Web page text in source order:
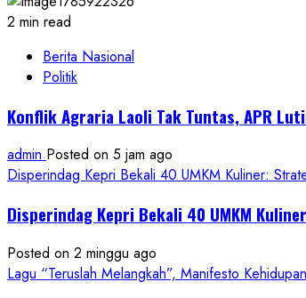
2 min read
Berita Nasional
Politik
Konflik Agraria Laoli Tak Tuntas, APR
admin Posted on 5 jam ago
Disperindag Kepri Bekali 40 UMKM Kuliner:
Disperindag Kepri Bekali 40 UMKM
Posted on 2 minggu ago
Lagu “Teruslah Melangkah”, Manifesto